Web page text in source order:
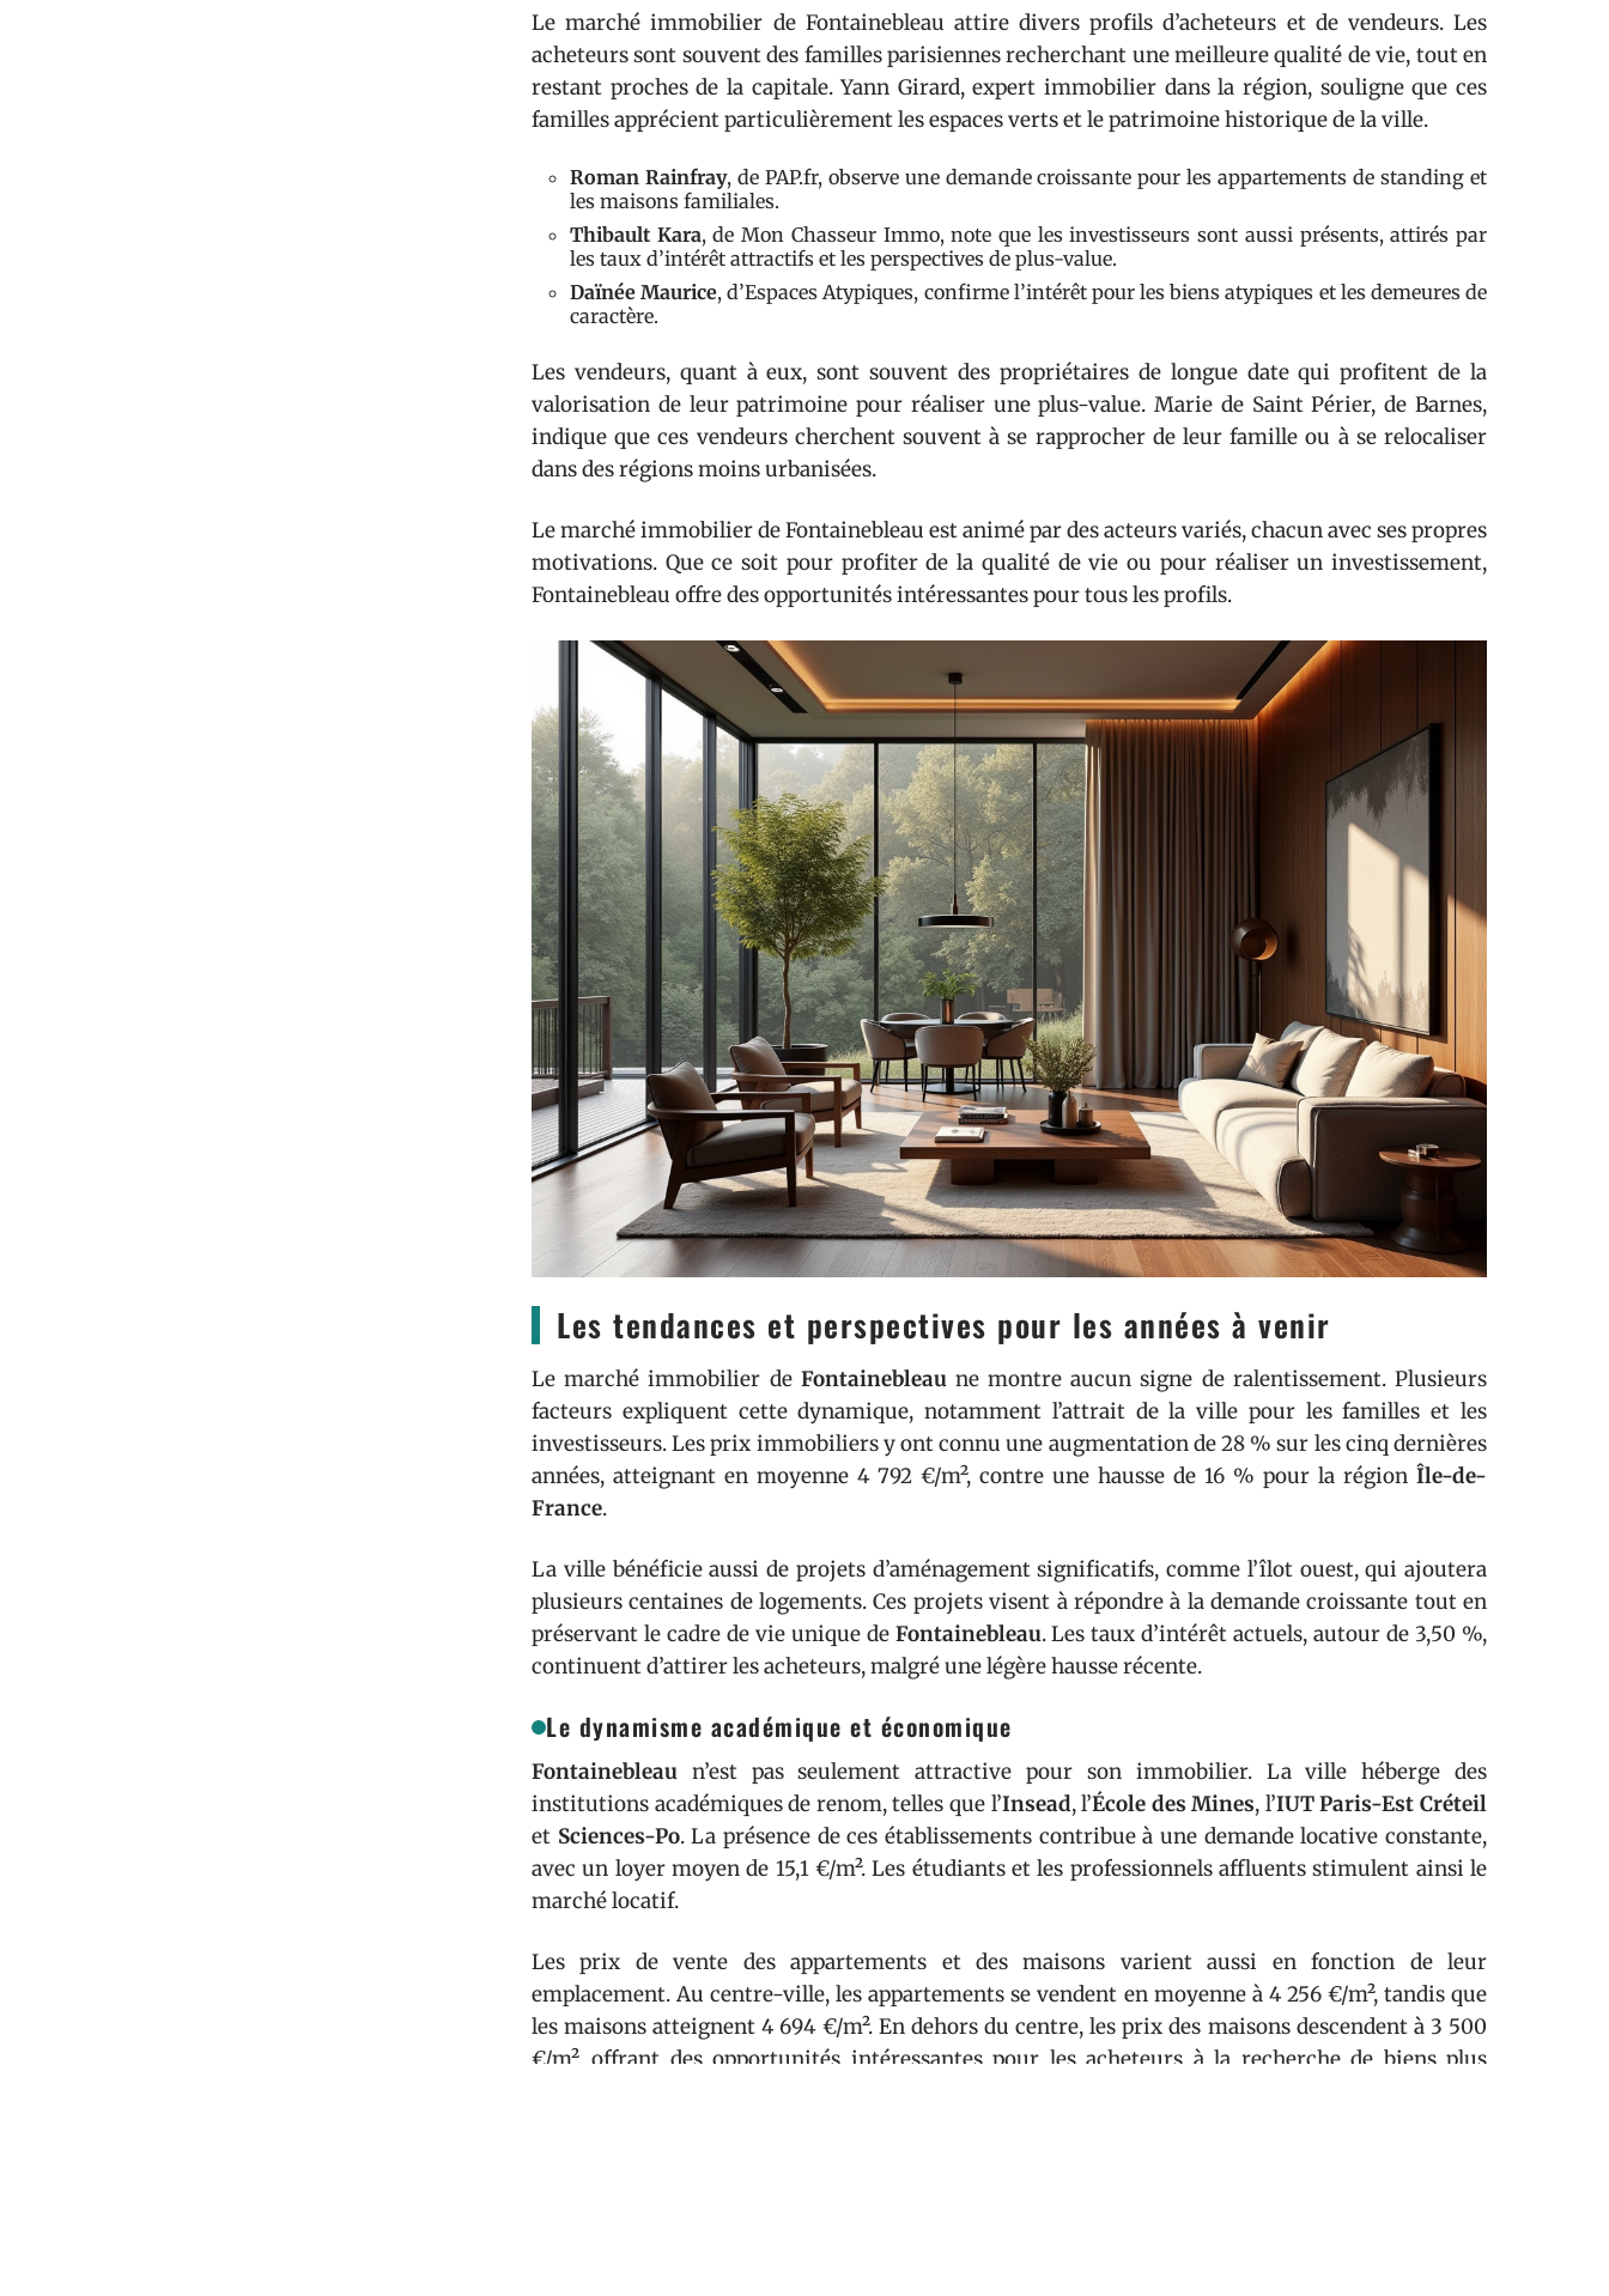
Le marché immobilier de Fontainebleau attire divers profils d’acheteurs et de vendeurs. Les
acheteurs sont souvent des familles parisiennes recherchant une meilleure qualité de vie, tout en
restant proches de la capitale. Yann Girard, expert immobilier dans la région, souligne que ces
familles apprécient particulièrement les espaces verts et le patrimoine historique de la ville.
Roman Rainfray, de PAP.fr, observe une demande croissante pour les appartements de standing et
les maisons familiales.
Thibault Kara, de Mon Chasseur Immo, note que les investisseurs sont aussi présents, attirés par
les taux d’intérêt attractifs et les perspectives de plus-value.
Daïnée Maurice, d’Espaces Atypiques, confirme l’intérêt pour les biens atypiques et les demeures de
caractère.
Les vendeurs, quant à eux, sont souvent des propriétaires de longue date qui profitent de la
valorisation de leur patrimoine pour réaliser une plus-value. Marie de Saint Périer, de Barnes,
indique que ces vendeurs cherchent souvent à se rapprocher de leur famille ou à se relocaliser
dans des régions moins urbanisées.
Le marché immobilier de Fontainebleau est animé par des acteurs variés, chacun avec ses propres
motivations. Que ce soit pour profiter de la qualité de vie ou pour réaliser un investissement,
Fontainebleau offre des opportunités intéressantes pour tous les profils.
Les tendances et perspectives pour les années à venir
Le marché immobilier de Fontainebleaune montre aucun signe de ralentissement. Plusieurs
facteurs expliquent cette dynamique, notamment l’attrait de la ville pour les familles et les
investisseurs. Les prix immobiliers y ont connu une augmentation de 28 % sur les cinq dernières
années, atteignant en moyenne 4 792 €/m², contre une hausse de 16 % pour la région Île-de-
France.
La ville bénéficie aussi de projets d’aménagement significatifs, comme l’îlot ouest, qui ajoutera
plusieurs centaines de logements. Ces projets visent à répondre à la demande croissante tout en
préservant le cadre de vie unique de Fontainebleau. Les taux d’intérêt actuels, autour de 3,50 %,
continuent d’attirer les acheteurs, malgré une légère hausse récente.
Le dynamisme académique et économique
Fontainebleau n’est pas seulement attractive pour son immobilier. La ville héberge des
institutions académiques de renom, telles que l’Insead, l’École des Mines, l’IUT Paris-Est Créteil
et Sciences-Po. La présence de ces établissements contribue à une demande locative constante,
avec un loyer moyen de 15,1 €/m². Les étudiants et les professionnels affluents stimulent ainsi le
marché locatif.
Les prix de vente des appartements et des maisons varient aussi en fonction de leur
emplacement. Au centre-ville, les appartements se vendent en moyenne à 4 256 €/m², tandis que
les maisons atteignent 4 694 €/m². En dehors du centre, les prix des maisons descendent à 3 500
€/m², offrant des opportunités intéressantes pour les acheteurs à la recherche de biens plus